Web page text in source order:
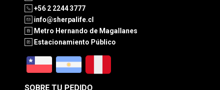
+56 2 2244 3777
info@sherpalife.cl
Metro Hernando de Magallanes
Estacionamiento Público
SOBRE TU PEDIDO